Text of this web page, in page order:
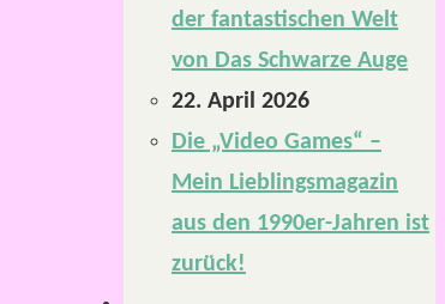
der fantastischen Welt
von Das Schwarze Auge
22. April 2026
Die „Video Games“ –
Mein Lieblingsmagazin
aus den 1990er-Jahren ist
zurück!